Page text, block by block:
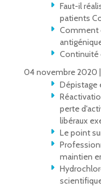
Faut-il
patients
Comment
Continuité
04 novembre 2020 |
perte
libéraux
Le point
maintien